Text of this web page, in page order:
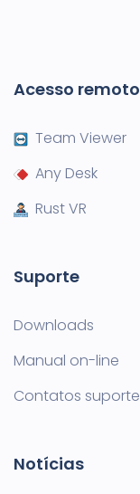
Acesso remoto
Team Viewer
Any Desk
Rust VR
Suporte
Downloads
Manual on-line
Contatos suporte
Notícias